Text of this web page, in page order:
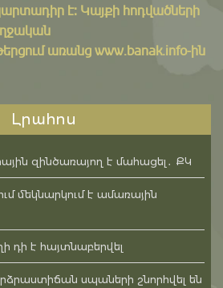
է: Կայքի հոդվածների
առանց www.banak.info-ին
Լրահոս
զինծառայող է մահացել․ ՔԿ
մեկնարկում է ամառային
դի է հայտնաբերվել
սպաների շնորհվել են